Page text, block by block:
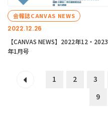
2022.12.26
会報誌CANVAS NEWS
【CANVAS NEWS】2022年12・2023
年1月号
1 2 3
9